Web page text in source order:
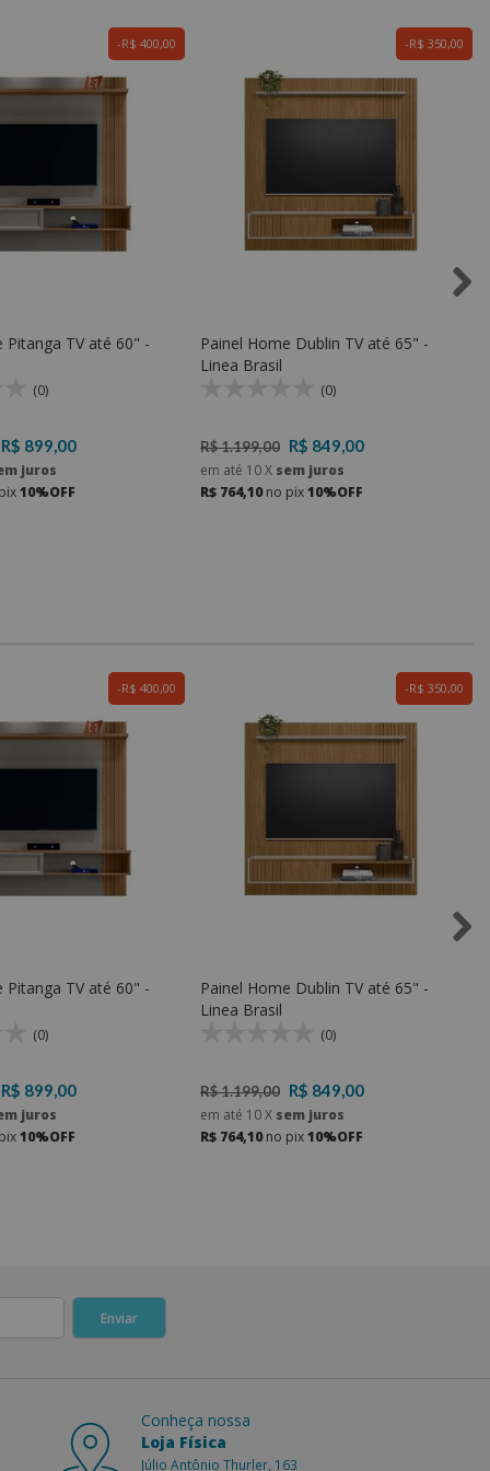
R$ 400,00
Pitanga TV até 60" -
(0)
R$ 899,00
juros
10%OFF
R$ 350,00
Painel Home Dublin TV até 65" -
Linea Brasil
(0)
R$ 1.199,00 R$ 849,00
em até 10X sem juros
R$ 764,10no pix10%OFF
R$ 400,00
Pitanga TV até 60" -
(0)
R$ 899,00
juros
10%OFF
R$ 350,00
Painel Home Dublin TV até 65" -
Linea Brasil
(0)
R$ 1.199,00 R$ 849,00
em até 10X sem juros
R$ 764,10no pix10%OFF
Conheça nossa
Loja Física
Júlio Antônio Thurler, 163